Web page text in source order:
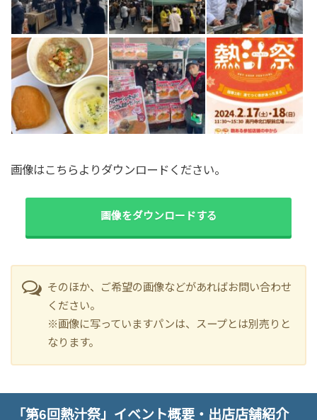
画像はこちらよりダウンロードください。
画像をダウンロードする
そのほか、ご希望の画像などがあればお問い合わせ
ください。
※画像に写っていますパンは、スープとは別売りと
なります。
「第6回熱汁祭」イベント概要・出店店舗紹介